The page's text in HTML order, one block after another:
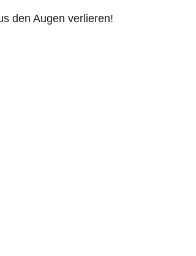
den Augen verlieren!